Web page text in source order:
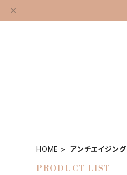
HOME アンチエイジング
PRODUCT LIST